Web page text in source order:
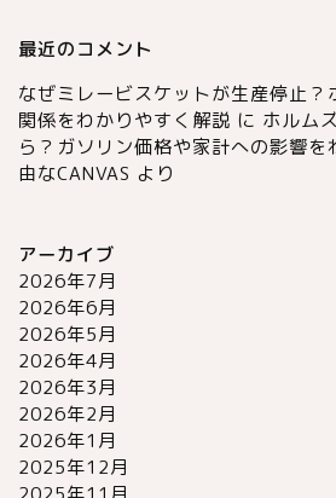
最近のコメント
なぜミレービスケットが生産停止？
関係をわかりやすく解説 に ホルム
ら？ガソリン価格や家計への影響を
由なCANVAS より
アーカイブ
2026年7月
2026年6月
2026年5月
2026年4月
2026年3月
2026年2月
2026年1月
2025年12月